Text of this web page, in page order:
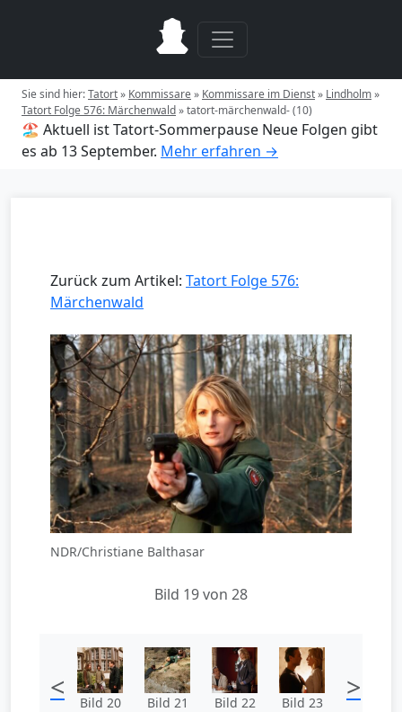
Sie sind hier:Tatort» Kommissare» Kommissare im Dienst» Lindholm»
Tatort Folge 576: Märchenwald»tatort-märchenwald- (10)
🏖️ Aktuell ist Tatort-Sommerpause Neue Folgen gibt
es ab 13 September. Mehr erfahren →
Zurück zum Artikel: Tatort Folge 576:
Märchenwald
NDR/Christiane Balthasar
Bild 19 von 28
< Bild 20 Bild 21 Bild 22 Bild 23 >